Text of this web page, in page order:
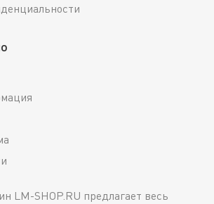
LM-SHOP.RU предлагает весь